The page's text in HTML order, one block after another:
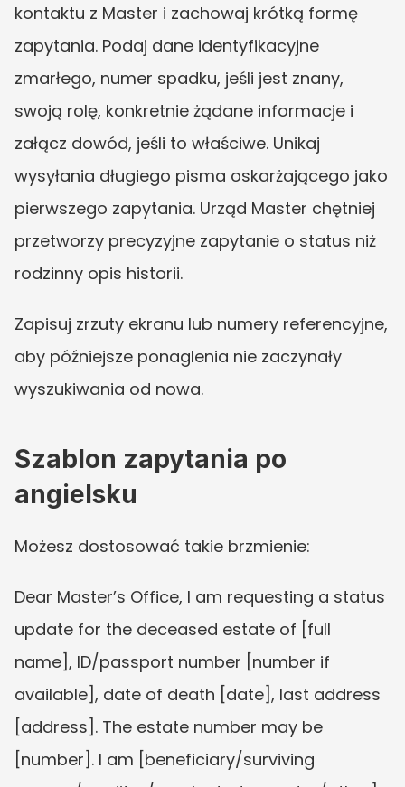
kontaktu z Master i zachowaj krótką formę
zapytania. Podaj dane identyfikacyjne
zmarłego, numer spadku, jeśli jest znany,
swoją rolę, konkretnie żądane informacje i
załącz dowód, jeśli to właściwe. Unikaj
wysyłania długiego pisma oskarżającego jako
pierwszego zapytania. Urząd Master chętniej
przetworzy precyzyjne zapytanie o status niż
rodzinny opis historii.
Zapisuj zrzuty ekranu lub numery referencyjne,
aby późniejsze ponaglenia nie zaczynały
wyszukiwania od nowa.
Szablon zapytania po
angielsku
Możesz dostosować takie brzmienie:
Dear Master’s Office, I am requesting a status
update for the deceased estate of [full
name], ID/passport number [number if
available], date of death [date], last address
[address]. The estate number may be
[number]. I am [beneficiary/surviving